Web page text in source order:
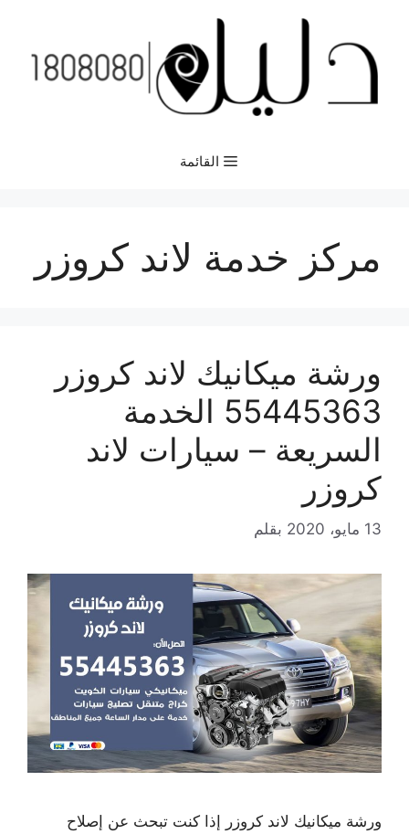
المحتوى
القائمة
مركز خدمة لاند كروزر
ورشة ميكانيك لاند كروزر
55445363 الخدمة
السريعة – سيارات لاند
كروزر
13 مايو، 2020 بقلم
ورشة ميكانيك لاند كروزر إذا كنت تبحث عن إصلاح